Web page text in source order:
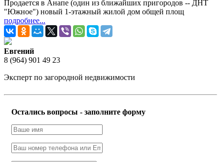
Продается в Анапе (один из ближайших пригородов -- ДНТ
"Южное") новый 1-этажный жилой дом общей площ
подробнее...
Евгений
8 (964) 901 49 23
Эксперт по загородной недвижимости
Остались вопросы - заполните форму